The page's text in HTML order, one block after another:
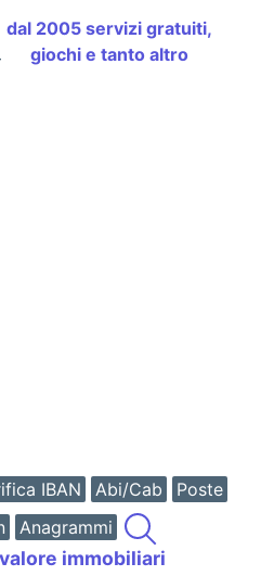
dal 2005 servizi gratuiti,
giochi e tanto altro
IBAN Abi/Cab
Poste
Anagrammi
immobiliari